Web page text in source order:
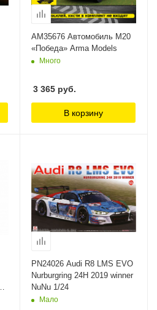
AM35676 Автомобиль М20
«Победа» Arma Models
Много
3 365 руб.
В корзину
PN24026 Audi R8 LMS EVO
Nurburgring 24H 2019 winner
NuNu 1/24
Мало